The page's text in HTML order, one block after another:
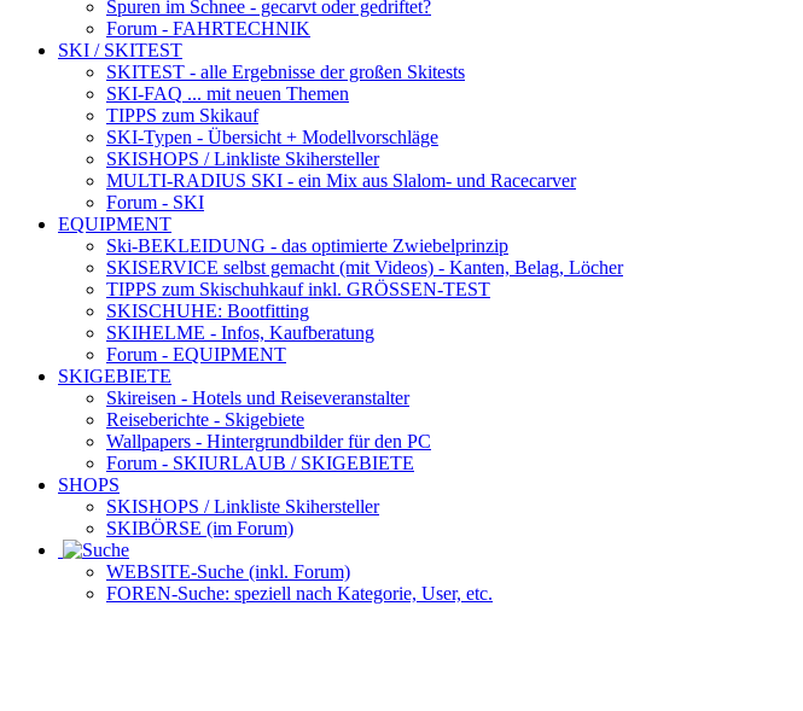
Spuren im Schnee - gecarvt oder gedriftet?
Forum - FAHRTECHNIK
SKI / SKITEST
SKITEST - alle Ergebnisse der großen Skitests
SKI-FAQ ... mit neuen Themen
TIPPS zum Skikauf
SKI-Typen - Übersicht + Modellvorschläge
SKISHOPS / Linkliste Skihersteller
MULTI-RADIUS SKI - ein Mix aus Slalom- und Racecarver
Forum - SKI
EQUIPMENT
Ski-BEKLEIDUNG - das optimierte Zwiebelprinzip
SKISERVICE selbst gemacht (mit Videos) - Kanten, Belag, Löcher
TIPPS zum Skischuhkaufinkl. GRÖSSEN-TEST
SKISCHUHE: Bootfitting
SKIHELME - Infos, Kaufberatung
Forum - EQUIPMENT
SKIGEBIETE
Skireisen - Hotels und Reiseveranstalter
Reiseberichte - Skigebiete
Wallpapers - Hintergrundbilder für den PC
Forum - SKIURLAUB / SKIGEBIETE
SHOPS
SKISHOPS / Linkliste Skihersteller
SKIBÖRSE (im Forum)
WEBSITE-Suche (inkl. Forum)
FOREN-Suche: speziell nach Kategorie, User, etc.